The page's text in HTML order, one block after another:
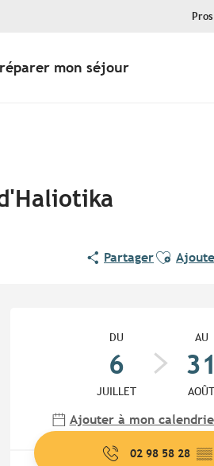
Pros
mon séjour
PartagerAjouter
DU
6
JUILLET
AU
31
AOÛT
Ajouter à mon
02 98 58 28 ▒▒